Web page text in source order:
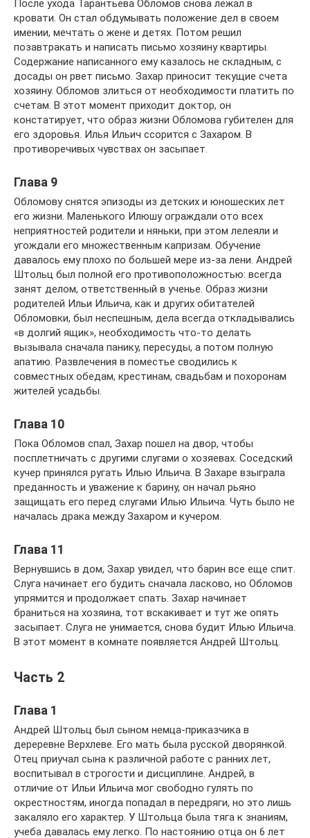
После ухода Тарантьева Обломов снова лежал в
кровати. Он стал обдумывать положение дел в своем
имении, мечтать о жене и детях. Потом решил
позавтракать и написать письмо хозяину квартиры.
Содержание написанного ему казалось не складным, с
досады он рвет письмо. Захар приносит текущие счета
хозяину. Обломов злиться от необходимости платить по
счетам. В этот момент приходит доктор, он
констатирует, что образ жизни Обломова губителен для
его здоровья. Илья Ильич ссорится с Захаром. В
противоречивых чувствах он засыпает.
Глава 9
Обломову снятся эпизоды из детских и юношеских лет
его жизни. Маленького Илюшу ограждали ото всех
неприятностей родители и няньки, при этом лелеяли и
угождали его множественным капризам. Обучение
давалось ему плохо по большей мере из-за лени. Андрей
Штольц был полной его противоположностью: всегда
занят делом, ответственный в ученье. Образ жизни
родителей Ильи Ильича, как и других обитателей
Обломовки, был неспешным, дела всегда откладывались
«в долгий ящик», необходимость что-то делать
вызывала сначала панику, пересуды, а потом полную
апатию. Развлечения в поместье сводились к
совместных обедам, крестинам, свадьбам и похоронам
жителей усадьбы.
Глава 10
Пока Обломов спал, Захар пошел на двор, чтобы
посплетничать с другими слугами о хозяевах. Соседский
кучер принялся ругать Илью Ильича. В Захаре взыграла
преданность и уважение к барину, он начал рьяно
защищать его перед слугами Илью Ильича. Чуть было не
началась драка между Захаром и кучером.
Глава 11
Вернувшись в дом, Захар увидел, что барин все еще спит.
Слуга начинает его будить сначала ласково, но Обломов
упрямится и продолжает спать. Захар начинает
браниться на хозяина, тот вскакивает и тут же опять
засыпает. Слуга не унимается, снова будит Илью Ильича.
В этот момент в комнате появляется Андрей Штольц.
Часть 2
Глава 1
Андрей Штольц был сыном немца-приказчика в
дереревне Верхлеве. Его мать была русской дворянкой.
Отец приучал сына к различной работе с ранних лет,
воспитывал в строгости и дисциплине. Андрей, в
отличие от Ильи Ильича мог свободно гулять по
окрестностям, иногда попадал в передряги, но это лишь
закаляло его характер. У Штольца была тяга к знаниям,
учеба давалась ему легко. По настоянию отца он 6 лет